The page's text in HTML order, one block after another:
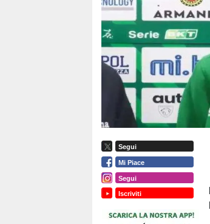
Segui
Mi Piace
Segui
Iscriviti